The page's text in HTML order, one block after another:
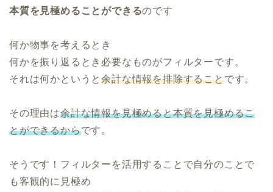
本質を見極めることができるのです
何か物事を考えるとき
何かを振り返るとき必要なものがフィルターです。
それは何かというと余計な情報を排除することです。
その理由は余計な情報を見極めると本質を見極めるこ
とができるからです。
そうです！フィルターを活用することで自分のことで
も客観的に見極め